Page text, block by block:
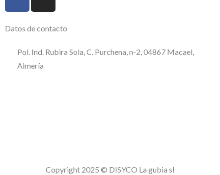
Datos de contacto
Pol. Ind. Rubira Sola, C. Purchena, n-2, 04867 Macael,
Almería
Copyright 2025 © DISYCO La gubia sl